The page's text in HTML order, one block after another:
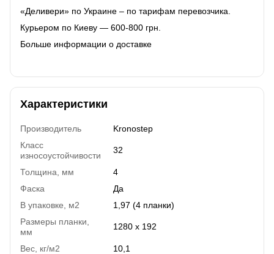
«Деливери» по Украине – по тарифам перевозчика.
Курьером по Киеву — 600-800 грн.
Больше информации о доставке
Характеристики
Производитель
Kronostep
Класс
износоустойчивости
32
Толщина, мм
4
Фаска
Да
В упаковке, м2
1,97 (4 планки)
Размеры планки,
мм
1280 х 192
Вес, кг/м2
10,1